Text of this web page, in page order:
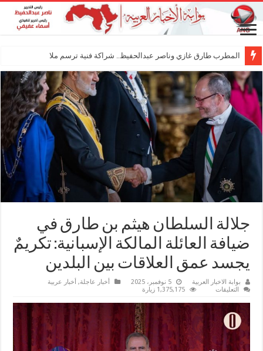
المطرب طارق غازي وناصر عبدالحفيظ.. شراكة فنية ترسم ملامح مستقبل الكليب
جلالة السلطان هيثم بن طارق في
ضيافة العائلة المالكة الإسبانية: تكريمٌ
يجسد عمق العلاقات بين البلدين
بوابة الاخبار العربية 5 نوفمبر، 2025 أخبار عاجلة, أخبار عربية
التعليقات
السلطان
بن
طارق
ضيافة
1,375,175 زيارة